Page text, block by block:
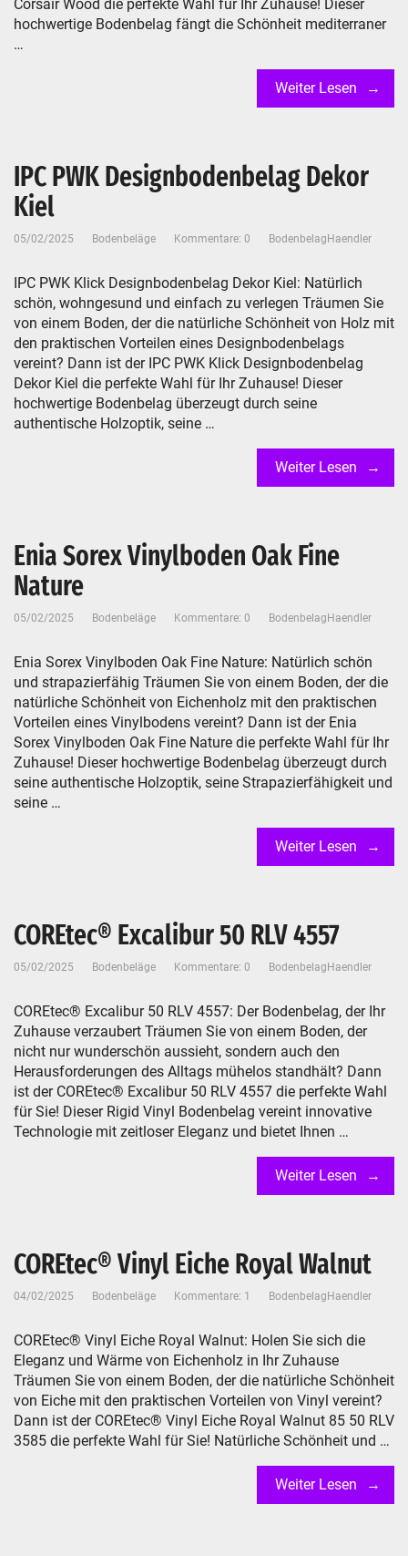
Corsair Wood die perfekte Wahl für Ihr Zuhause! Dieser
hochwertige Bodenbelag fängt die Schönheit mediterraner
…
Weiter Lesen
IPC PWK Designbodenbelag Dekor
Kiel
05/02/2025 Bodenbeläge Kommentare: 0 BodenbelagHaendler
IPC PWK Klick Designbodenbelag Dekor Kiel: Natürlich
schön, wohngesund und einfach zu verlegen Träumen Sie
von einem Boden, der die natürliche Schönheit von Holz mit
den praktischen Vorteilen eines Designbodenbelags
vereint? Dann ist der IPC PWK Klick Designbodenbelag
Dekor Kiel die perfekte Wahl für Ihr Zuhause! Dieser
hochwertige Bodenbelag überzeugt durch seine
authentische Holzoptik, seine …
Weiter Lesen
Enia Sorex Vinylboden Oak Fine
Nature
05/02/2025 Bodenbeläge Kommentare: 0 BodenbelagHaendler
Enia Sorex Vinylboden Oak Fine Nature: Natürlich schön
und strapazierfähig Träumen Sie von einem Boden, der die
natürliche Schönheit von Eichenholz mit den praktischen
Vorteilen eines Vinylbodens vereint? Dann ist der Enia
Sorex Vinylboden Oak Fine Nature die perfekte Wahl für Ihr
Zuhause! Dieser hochwertige Bodenbelag überzeugt durch
seine authentische Holzoptik, seine Strapazierfähigkeit und
seine …
Weiter Lesen
COREtec® Excalibur 50 RLV 4557
05/02/2025 Bodenbeläge Kommentare: 0 BodenbelagHaendler
COREtec® Excalibur 50 RLV 4557: Der Bodenbelag, der Ihr
Zuhause verzaubert Träumen Sie von einem Boden, der
nicht nur wunderschön aussieht, sondern auch den
Herausforderungen des Alltags mühelos standhält? Dann
ist der COREtec® Excalibur 50 RLV 4557 die perfekte Wahl
für Sie! Dieser Rigid Vinyl Bodenbelag vereint innovative
Technologie mit zeitloser Eleganz und bietet Ihnen …
Weiter Lesen
COREtec® Vinyl Eiche Royal Walnut
04/02/2025 Bodenbeläge Kommentare: 1 BodenbelagHaendler
COREtec® Vinyl Eiche Royal Walnut: Holen Sie sich die
Eleganz und Wärme von Eichenholz in Ihr Zuhause
Träumen Sie von einem Boden, der die natürliche Schönheit
von Eiche mit den praktischen Vorteilen von Vinyl vereint?
Dann ist der COREtec® Vinyl Eiche Royal Walnut 85 50 RLV
3585 die perfekte Wahl für Sie! Natürliche Schönheit und …
Weiter Lesen